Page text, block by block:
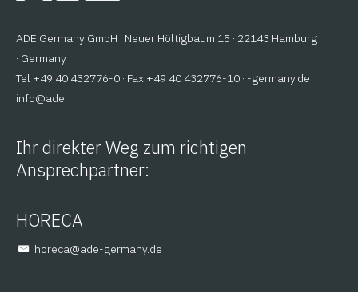
ADE Germany GmbH · Neuer Höltigbaum 15 · 22143 Hamburg
· Germany
Tel +49 40 432776-0 · Fax +49 40 432776-10 · ed.ynamreg-
eda
@ofni
Ihr direkter Weg zum richtigen
Ansprechpartner:
HORECA
ed.ynamreg-eda
@aceroh